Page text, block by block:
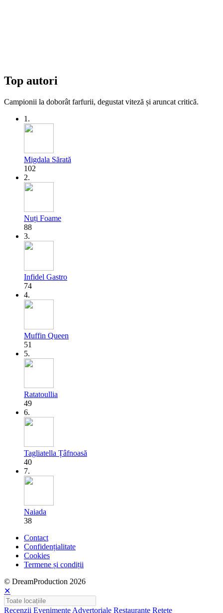
Top autori
Campionii la doborât farfurii, degustat viteză și aruncat critică.
1.
Migdala Sărată
102
2.
Nuți Foame
88
3.
Infidel Gastro
74
4.
Muffin Queen
51
5.
Ratatoullia
49
6.
Tagliatella Țâfnoasă
40
7.
Naiada
38
Contact
Confidențialitate
Cookies
Termene și condiții
© DreamProduction 2026
✕
Recenzii Evenimente Advertoriale Restaurante Rețete